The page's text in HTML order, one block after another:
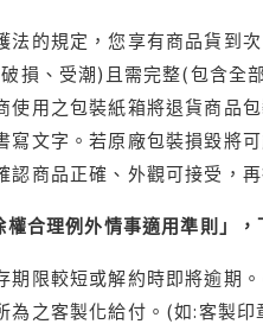
法的規定，您享有商品貨到
損、受潮)且需完整(包含全
使用之包裝紙箱將退貨商品
寫文字。若原廠包裝損毀將
認商品正確、外觀可接受，
權合理例外情事適用準則」
期限較短或解約時即將逾期
為之客製化給付。(如:客製印